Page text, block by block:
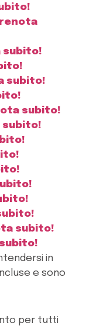
subito!
subito!
subito!
subito!
subito!
in
e sono
per tutti